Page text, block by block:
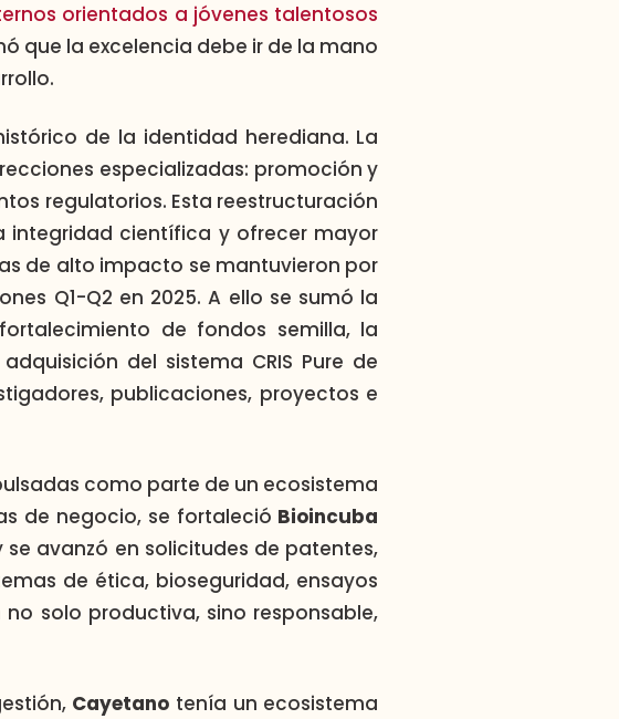
orientados a jóvenes talentosos
que la excelencia debe ir de la mano
de la identidad herediana. La
especializadas: promoción y
regulatorios. Esta reestructuración
integridad científica y ofrecer mayor
de alto impacto se mantuvieron por
Q1-Q2 en 2025. A ello se sumó la
de fondos semilla, la
del sistema CRIS Pure de
publicaciones, proyectos e
como parte de un ecosistema
de negocio, se fortaleció Bioincuba
avanzó en solicitudes de patentes,
de ética, bioseguridad, ensayos
solo productiva, sino responsable,
Cayetano tenía un ecosistema